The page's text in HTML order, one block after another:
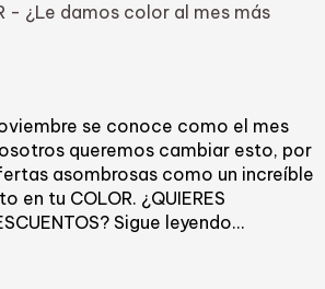
- ¿Le damos color al mes más
se conoce como el mes
queremos cambiar esto, por
asombrosas como un increíble
en tu COLOR. ¿QUIERES
Sigue leyendo…